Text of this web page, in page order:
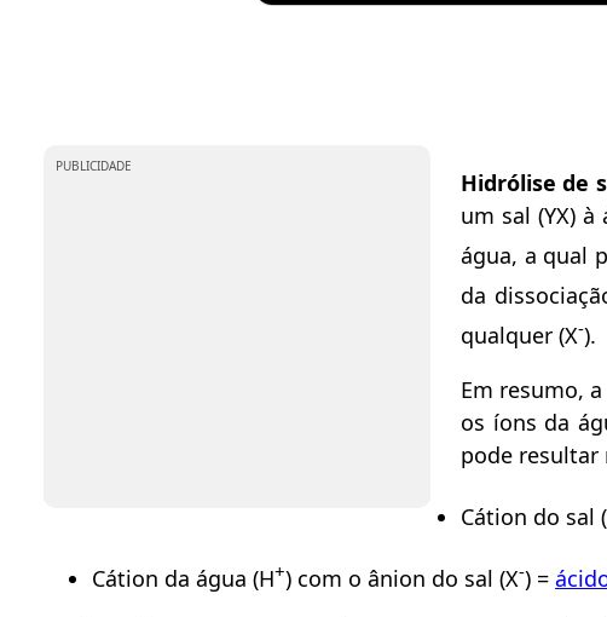
PUBLICIDADE
Hidrólise de
um sal (YX)
água, a qual
da
qualquer (X-).
Em resumo, a
os íons da
pode resultar
Cátion do sal
Cátion da água (H+) com o ânion do sal (X-) =